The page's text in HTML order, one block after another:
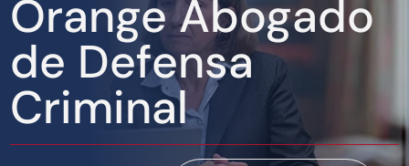
Orange Abogado
de Defensa
Criminal